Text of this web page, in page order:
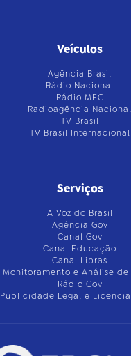
Veículos
Agência Brasil
Rádio Nacional
Rádio MEC
Radioagência Nacional
TV Brasil
TV Brasil Internacional
Serviços
A Voz do Brasil
Agência Gov
Canal Gov
Canal Educação
Canal Libras
Monitoramento e Análise de
Rádio Gov
Publicidade Legal e